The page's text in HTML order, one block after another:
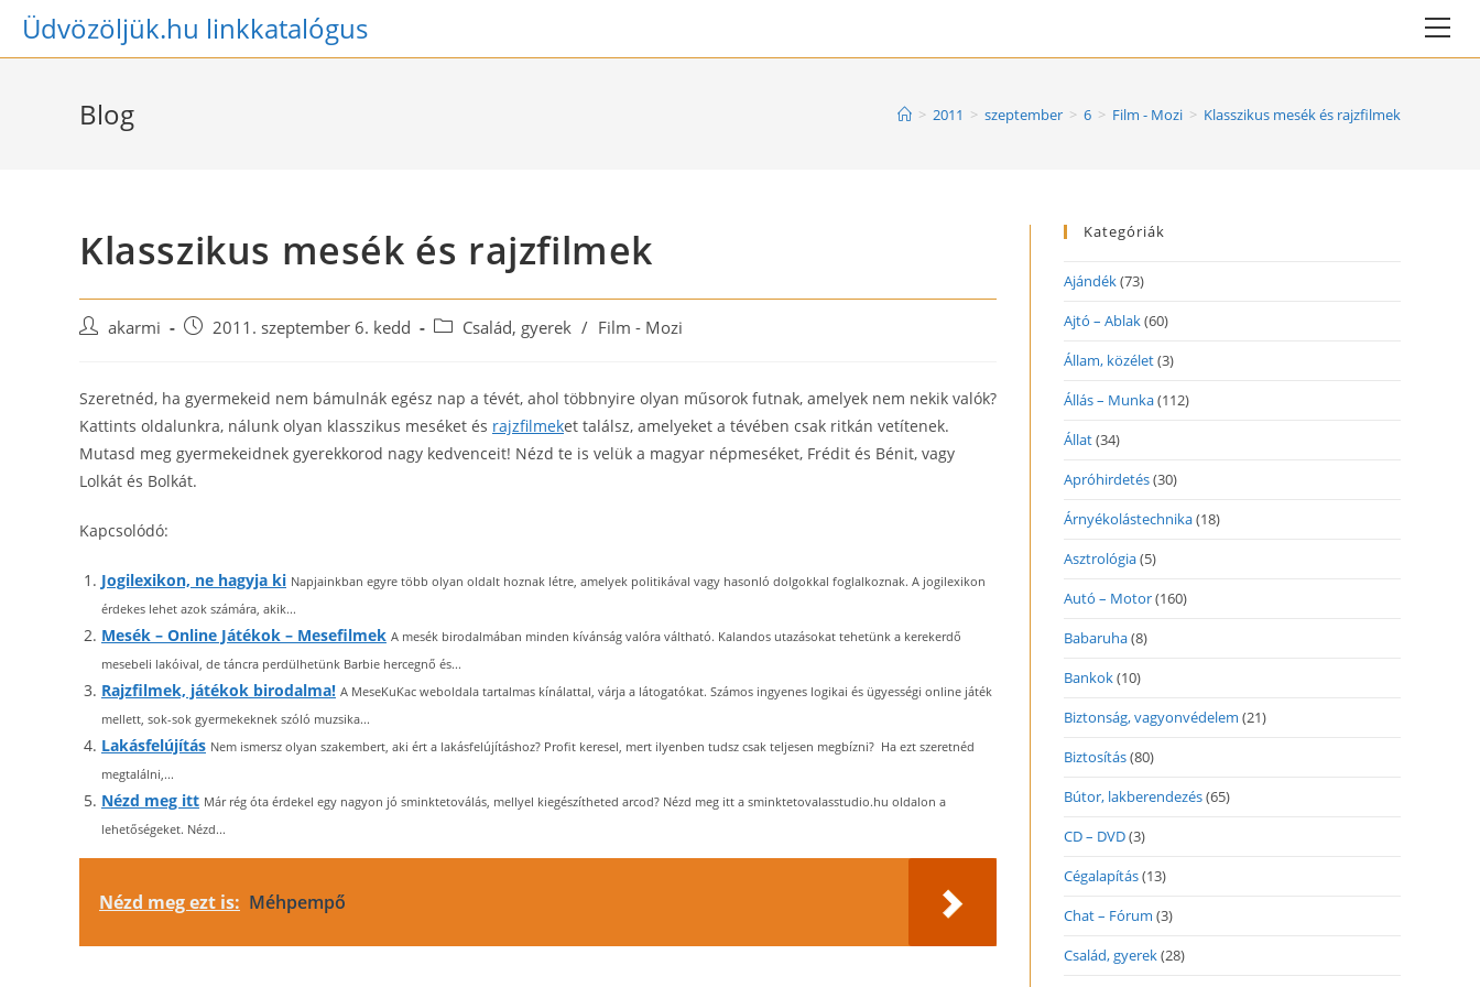
SkipÜdvözöljük.hu linkkatalógus
Blog > 2011 > szeptember > 6 > Film - Mozi > Klasszikus mesék és rajzfilmek
Klasszikus mesék és rajzfilmek
Postakarmi
Post 2011. szeptember 6. kedd
Post Család, gyerek / Film - Mozi
Szeretnéd, ha gyermekeid nem bámulnák egész nap a tévét, ahol többnyire olyan műsorok futnak, amelyek nem nekik valók?
Kattints oldalunkra, nálunk olyan klasszikus meséket és rajzfilmeket találsz, amelyeket a tévében csak ritkán vetítenek.
Mutasd meg gyermekeidnek gyerekkorod nagy kedvenceit! Nézd te is velük a magyar népmeséket, Frédit és Bénit, vagy
Lolkát és Bolkát.
Kapcsolódó:
Jogilexikon, ne hagyja ki Napjainkban egyre több olyan oldalt hoznak létre, amelyek politikával vagy hasonló dolgokkal foglalkoznak. A jogilexikon
érdekes lehet azok számára, akik...
Mesék – Online Játékok – Mesefilmek A mesék birodalmában minden kívánság valóra váltható. Kalandos utazásokat tehetünk a kerekerdő
mesebeli lakóival, de táncra perdülhetünk Barbie hercegnő és...
Rajzfilmek, játékok birodalma! A MeseKuKac weboldala tartalmas kínálattal, várja a látogatókat. Számos ingyenes logikai és ügyességi online játék
mellett, sok-sok gyermekeknek szóló muzsika...
Lakásfelújítás Nem ismersz olyan szakembert, aki ért a lakásfelújításhoz? Profit keresel, mert ilyenben tudsz csak teljesen megbízni? Ha ezt szeretnéd
megtalálni,...
Nézd meg itt Már rég óta érdekel egy nagyon jó sminktetoválás, mellyel kiegészítheted arcod? Nézd meg itt a sminktetovalasstudio.hu oldalon a
lehetőségeket. Nézd...
Nézd meg ezt is: Méhpempő
Kategóriák
Ajándék(73)
Ajtó – Ablak(60)
Állam, közélet(3)
Állás – Munka(112)
Állat(34)
Apróhirdetés(30)
Árnyékolástechnika(18)
Asztrológia(5)
Autó – Motor(160)
Babaruha(8)
Bankok(10)
Biztonság, vagyonvédelem (21)
Biztosítás(80)
Bútor, lakberendezés(65)
CD – DVD(3)
Cégalapítás(13)
Chat – Fórum (3)
Család, gyerek(28)